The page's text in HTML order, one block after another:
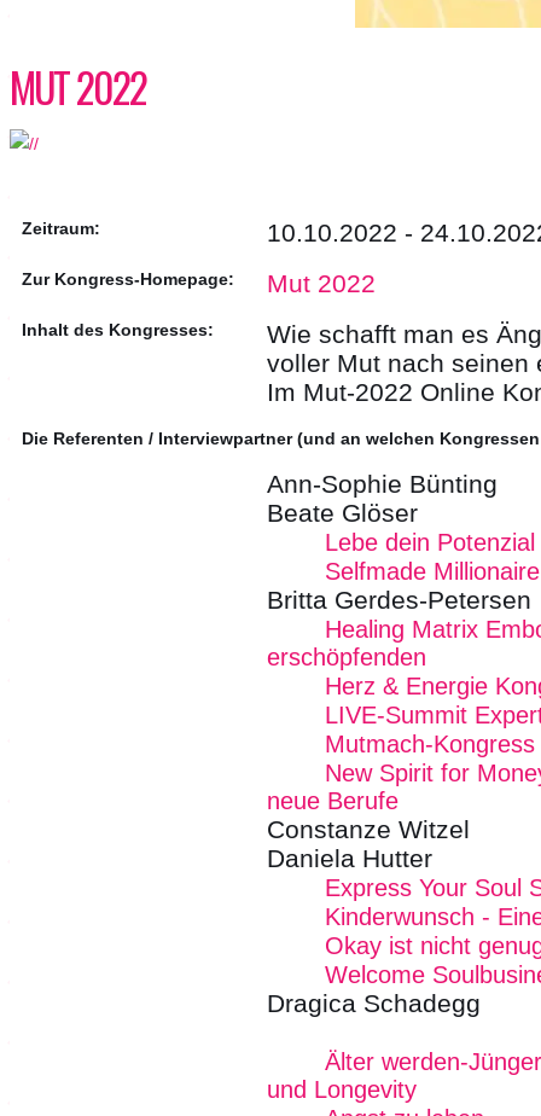
MUT 2022
Zeitraum: 10.10.2022 -
Zur Kongress-Homepage: Mut 2022
Inhalt des Kongresses:
Wie schafft man es
voller Mut nach seinen
Im Mut-2022 Online
Die Referenten / Interviewpartner (und an welchen
Ann-Sophie Bünting
Beate Glöser
Lebe dein
Selfmade
Britta Gerdes-Petersen
Healing Matrix
erschöpfenden
Herz & Energie
LIVE-Summit
Mutmach-Kongress
New Spirit for
neue Berufe
Constanze Witzel
Daniela Hutter
Express Your Soul
Kinderwunsch -
Okay ist nicht
Welcome
Dragica Schadegg
Älter werden-
und Longevity